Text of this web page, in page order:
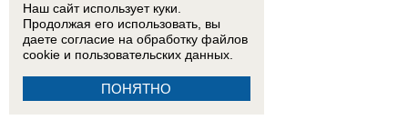
Наш сайт использует куки.
Продолжая его использовать, вы
даете согласие на обработку файлов
cookie и пользовательских данных.
ПОНЯТНО